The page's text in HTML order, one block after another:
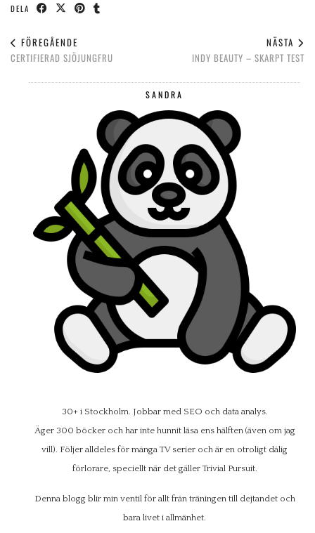
DELA
FÖREGÅENDE
CERTIFIERAD SJÖJUNGFRU
NÄSTA
INDY BEAUTY – SKARPT TEST
SANDRA
30+ i Stockholm. Jobbar med SEO och data analys.
Äger 300 böcker och har inte hunnit läsa ens hälften (även om jag
vill). Följer alldeles för många TV serier och är en otroligt dålig
förlorare, speciellt när det gäller Trivial Pursuit.
Denna blogg blir min ventil för allt från träningen till dejtandet och
bara livet i allmänhet.